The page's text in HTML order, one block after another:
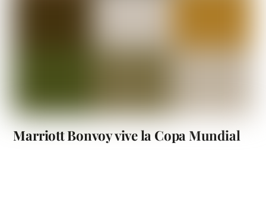
Marriott Bonvoy vive la Copa Mundial